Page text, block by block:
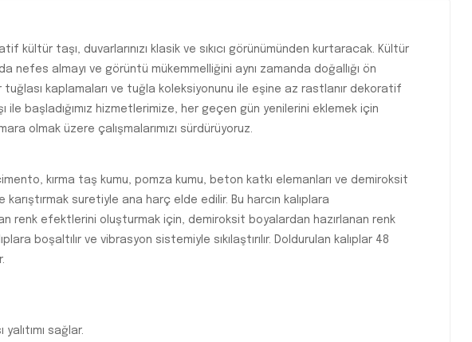
kültür taşı, duvarlarınızı klasik ve sıkıcı görünümünden kurtaracak. Kültür
nefes almayı ve görüntü mükemmelliğini aynı zamanda doğallığı ön
tuğlası kaplamaları ve tuğla koleksiyonunu ile eşine az rastlanır dekoratif
ile başladığımız hizmetlerimize, her geçen gün yenilerini eklemek için
olmak üzere çalışmalarımızı sürdürüyoruz.
kırma taş kumu, pomza kumu, beton katkı elemanları ve demiroksit
karıştırmak suretiyle ana harç elde edilir. Bu harcın kalıplara
renk efektlerini oluşturmak için, demiroksit boyalardan hazırlanan renk
boşaltılır ve vibrasyon sistemiyle sıkılaştırılır. Doldurulan kalıplar 48
sağlar.